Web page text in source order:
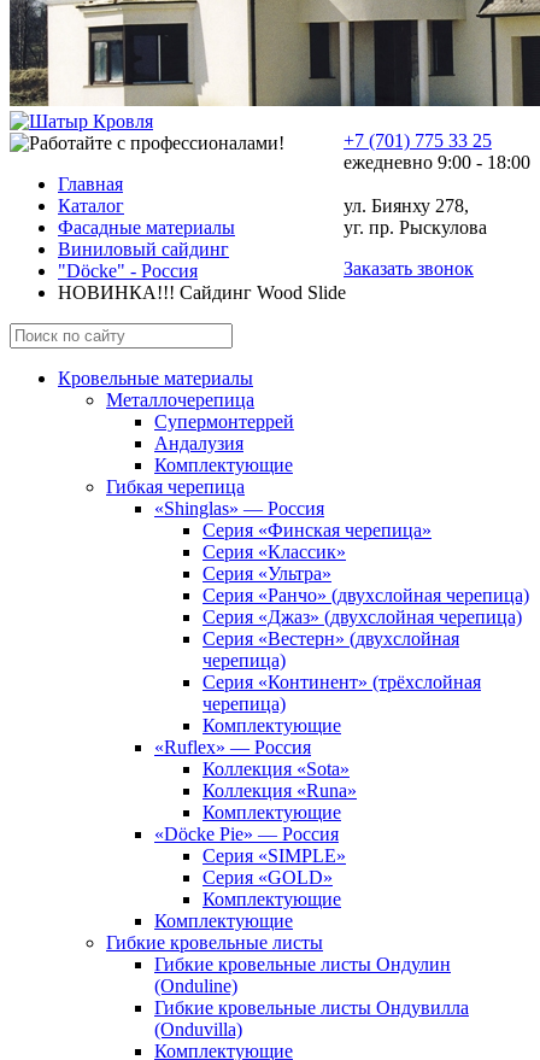
+7 (701) 775 33 25
ежедневно 9:00 - 18:00
ул. Биянху 278,
уг. пр. Рыскулова
Заказать звонок
Главная
Каталог
Фасадные материалы
Виниловый сайдинг
"Döcke" - Россия
НОВИНКА!!! Сайдинг Wood Slide
Кровельные материалы
Металлочерепица
Супермонтеррей
Андалузия
Комплектующие
Гибкая черепица
«Shinglas» — Россия
Серия «Финская черепица»
Серия «Классик»
Серия «Ультра»
Серия «Ранчо» (двухслойная черепица)
Серия «Джаз» (двухслойная черепица)
Серия «Вестерн» (двухслойная
черепица)
Серия «Континент» (трёхслойная
черепица)
Комплектующие
«Ruflex» — Россия
Коллекция «Sota»
Коллекция «Runa»
Комплектующие
«Döcke Pie» — Россия
Серия «SIMPLE»
Серия «GOLD»
Комплектующие
Комплектующие
Гибкие кровельные листы
Гибкие кровельные листы Ондулин
(Onduline)
Гибкие кровельные листы Ондувилла
(Onduvilla)
Комплектующие